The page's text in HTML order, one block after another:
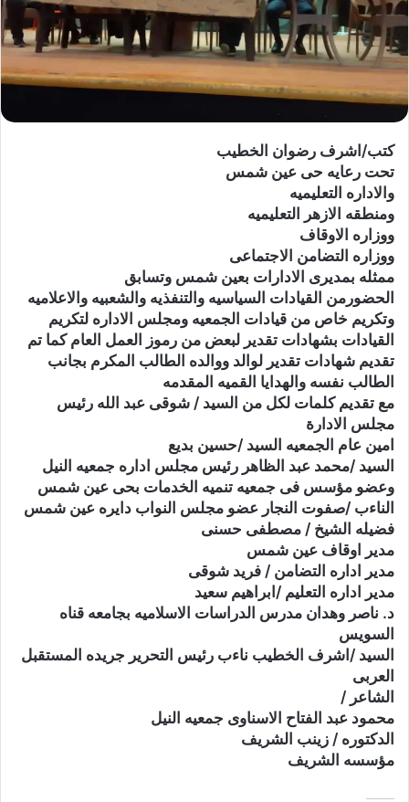
كتب/اشرف رضوان الخطيب
تحت رعايه حى عين شمس
والاداره التعليميه
ومنطقه الازهر التعليميه
ووزاره الاوقاف
ووزاره التضامن الاجتماعى
ممثله بمديرى الادارات بعين شمس وتسابق
الحضورمن القيادات السياسيه والتنفذيه والشعبيه والاعلاميه
وتكريم خاص من قيادات الجمعيه ومجلس الاداره لتكريم
القيادات بشهادات تقدير لبعض من رموز العمل العام كما تم
تقديم شهادات تقدير لوالد ووالده الطالب المكرم بجانب
الطالب نفسه والهدايا القميه المقدمه
مع تقديم كلمات لكل من السيد / شوقى عبد الله رئيس
مجلس الادارة
امين عام الجمعيه السيد /حسين بديع
السيد /محمد عبد الظاهر رئيس مجلس اداره جمعيه النيل
وعضو مؤسس فى جمعيه تنميه الخدمات بحى عين شمس
الناءب /صفوت النجار عضو مجلس النواب دايره عين شمس
فضيله الشيخ / مصطفى حسنى
مدير اوقاف عين شمس
مدير اداره التضامن / فريد شوقى
مدير اداره التعليم /ابراهيم سعيد
د. ناصر وهدان مدرس الدراسات الاسلاميه بجامعه قناه
السويس
السيد /اشرف الخطيب ناءب رئيس التحرير جريده المستقبل
العربى
الشاعر /
محمود عبد الفتاح الاسناوى جمعيه النيل
الدكتوره / زينب الشريف
مؤسسه الشريف